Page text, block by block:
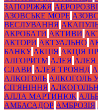
ЗАПОРІЖЖЯ
АЗОВСЬКЕ МОРЕ
ВЕСЛУВАННЯ
АКРОБАТИ АКТИВИ
АКТОРИ АКТУАЛЬНО
БАНКУ АКЦІЯ АКЦІЯ
АЛГОРИТМ АЛЕЯ АЛЕЯ
СЛАВИ АЛЕЯ ТРОЯНД
АЛКОГОЛЬ АЛКОГОЛЬ
СП'ЯНІННЯ
АЛЛА МАРТИНЮК
АМБАСАДОР АМБРОЗІЯ